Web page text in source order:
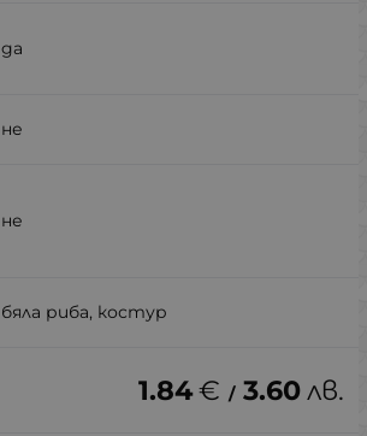
да
не
не
бяла риба, костур
1.84€ / 3.60лв.